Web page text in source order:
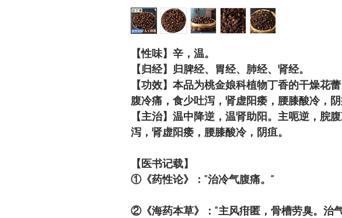
【性味】辛，温。
【归经】归脾经、胃经、肺经、肾经。
【功效】本品为桃金娘科植物丁香的干燥花
腹冷痛，食少吐泻，肾虚阳痿，腰膝酸冷，阴
【主治】温中降逆，温肾助阳。主呃逆，脘
泻，肾虚阳痿，腰膝酸冷，阴疽。
【医书记载】
①《药性论》："治冷气腹痛。"
②《海药本草》："主风疳匿，骨槽劳臭。治